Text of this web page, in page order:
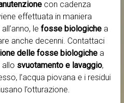
con cadenza
effettuata in maniera
le fosse biologichea
anche decenni. Contattaci
delle fosse biologichea
allo svuotamento e lavaggio,
l’acqua piovana e i residui
l’otturazione.